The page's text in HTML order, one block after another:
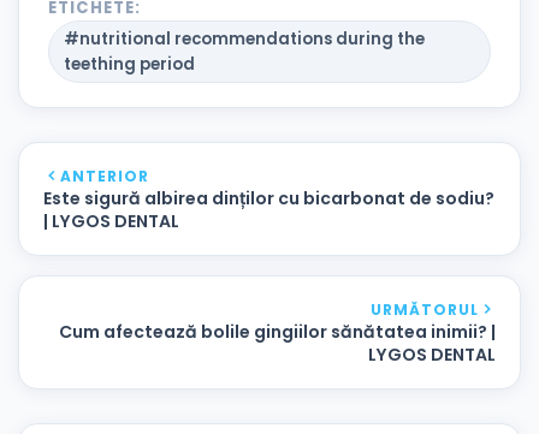
ETICHETE:
#nutritional recommendations during the
teething period
ANTERIOR
Este sigură albirea dinților cu bicarbonat de sodiu?
| LYGOS DENTAL
URMĂTORUL
Cum afectează bolile gingiilor sănătatea inimii? |
LYGOS DENTAL